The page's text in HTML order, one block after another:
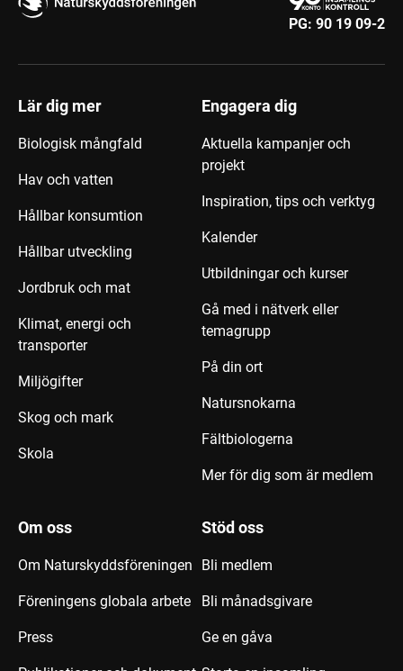
PG: 90 19 09-2
Lär dig mer
Biologisk mångfald
Hav och vatten
Hållbar konsumtion
Hållbar utveckling
Jordbruk och mat
Klimat, energi och
transporter
Miljögifter
Skog och mark
Skola
Engagera dig
Aktuella kampanjer och
projekt
Inspiration, tips och verktyg
Kalender
Utbildningar och kurser
Gå med i nätverk eller
temagrupp
På din ort
Natursnokarna
Fältbiologerna
Mer för dig som är medlem
Om oss
Om Naturskyddsföreningen
Föreningens globala arbete
Press
Stöd oss
Bli medlem
Bli månadsgivare
Ge en gåva